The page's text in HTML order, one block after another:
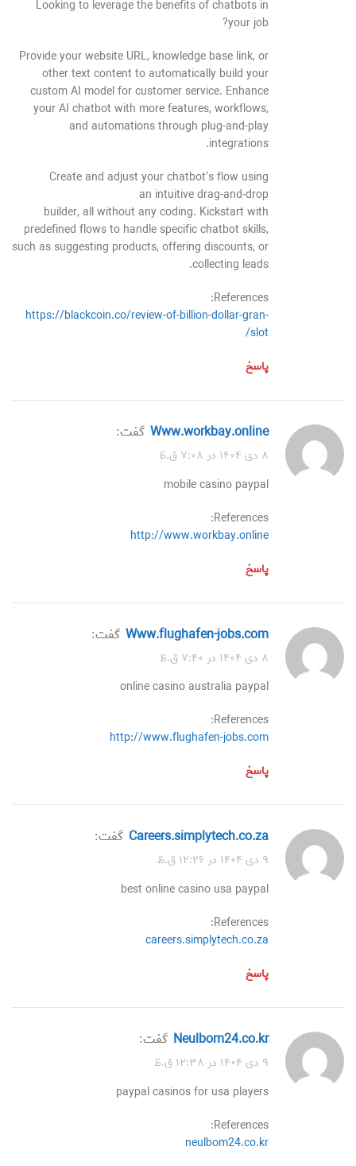
Looking to leverage the benefits of chatbots in
your job?
Provide your website URL, knowledge base link, or
other text content to automatically build your
custom AI model for customer service. Enhance
your AI chatbot with more features, workflows,
and automations through plug-and-play
integrations.
Create and adjust your chatbot’s flow using
an intuitive drag-and-drop
builder, all without any coding. Kickstart with
predefined flows to handle specific chatbot skills,
such as suggesting products, offering discounts, or
collecting leads.
References:
https://blackcoin.co/review-of-billion-dollar-gran-
slot/
پاسخ
www.workbay.online گفت:
۸ دی ۱۴۰۴ در ۷:۰۸ ق.ظ
mobile casino paypal
References:
http://www.workbay.online
پاسخ
www.flughafen-jobs.com گفت:
۸ دی ۱۴۰۴ در ۷:۴۰ ق.ظ
online casino australia paypal
References:
http://www.flughafen-jobs.com
پاسخ
careers.simplytech.co.za گفت:
۹ دی ۱۴۰۴ در ۱۲:۲۶ ق.ظ
best online casino usa paypal
References:
careers.simplytech.co.za
پاسخ
neulbom24.co.kr گفت:
۹ دی ۱۴۰۴ در ۱۲:۳۸ ق.ظ
paypal casinos for usa players
References:
neulbom24.co.kr